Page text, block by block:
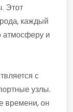
Этот
каждый
атмосферу и
с
узлы.
времени, он